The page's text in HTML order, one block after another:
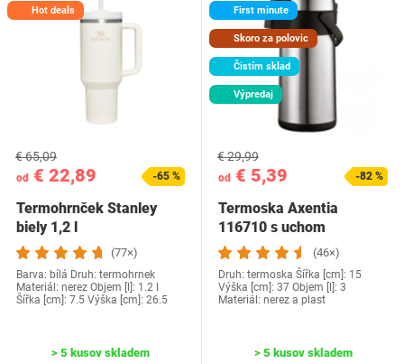
Hot deals
od € 22,89
€ 65,09
-65 %
Termohrnček Stanley
biely 1,2 l
(77×)
Barva: bílá Druh: termohrnek
Materiál: nerez Objem [l]: 1.2 l
Šířka [cm]: 7.5 Výška [cm]: 26.5
> 5 kusov skladem
First minute
Skoro za polovic
Čistím sklad
Výpredaj
od € 5,39
€ 29,99
-82 %
Termoska Axentia
116710 s uchom
(46×)
Druh: termoska Šířka [cm]: 15
Výška [cm]: 37 Objem [l]: 3
Materiál: nerez a plast
> 5 kusov skladem